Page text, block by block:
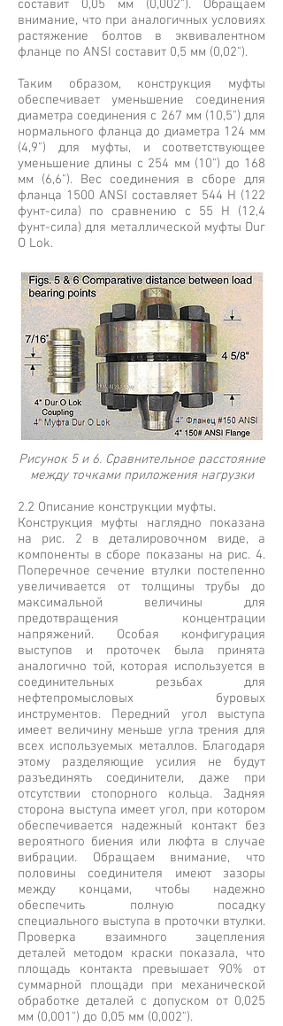
составит 0,05 мм (0,002"). Обращаем
внимание, что при аналогичных условиях
растяжение болтов в эквивалентном
фланце по ANSI составит 0,5 мм (0,02").
Таким образом, конструкция муфты
обеспечивает уменьшение соединения
диаметра соединения с 267 мм (10,5") для
нормального фланца до диаметра 124 мм
(4,9") для муфты, и соответствующее
уменьшение длины с 254 мм (10") до 168
мм (6,6"). Вес соединения в сборе для
фланца 1500 ANSI составляет 544 Н (122
фунт-сила) по сравнению с 55 Н (12,4
фунт-сила) для металлической муфты Dur
O Lok.
Рисунок 5 и 6. Сравнительное расстояние
между точками приложения нагрузки
2.2 Описание конструкции муфты.
Конструкция муфты наглядно показана
на рис. 2 в деталировочном виде, а
компоненты в сборе показаны на рис. 4.
Поперечное сечение втулки постепенно
увеличивается от толщины трубы до
максимальной величины для
предотвращения концентрации
напряжений. Особая конфигурация
выступов и проточек была принята
аналогично той, которая используется в
соединительных резьбах для
нефтепромысловых буровых
инструментов. Передний угол выступа
имеет величину меньше угла трения для
всех используемых металлов. Благодаря
этому разделяющие усилия не будут
разъединять соединители, даже при
отсутствии стопорного кольца. Задняя
сторона выступа имеет угол, при котором
обеспечивается надежный контакт без
вероятного биения или люфта в случае
вибрации. Обращаем внимание, что
половины соединителя имеют зазоры
между концами, чтобы надежно
обеспечить полную посадку
специального выступа в проточки втулки.
Проверка взаимного зацепления
деталей методом краски показала, что
площадь контакта превышает 90% от
суммарной площади при механической
обработке деталей с допуском от 0,025
мм (0,001") до 0,05 мм (0,002").